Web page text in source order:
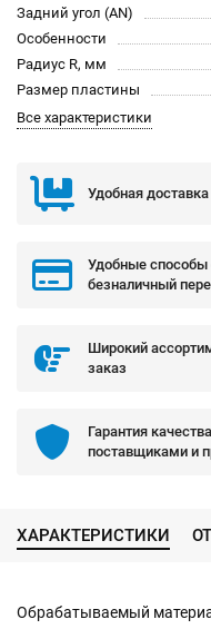
Задний угол (AN)
Особенности
Радиус R, мм
Размер пластины
Все характеристики
Удобная
Удобные способы
безналичный
Широкий
заказ
Гарантия
поставщиками и
ХАРАКТЕРИСТИКИ
Обрабатываемый